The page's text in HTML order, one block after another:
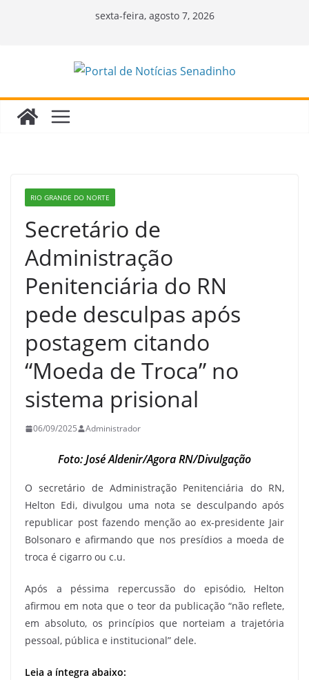
sexta-feira, agosto 7, 2026
RIO GRANDE DO NORTE
Secretário de
Administração
Penitenciária do RN
pede desculpas após
postagem citando
“Moeda de Troca” no
sistema prisional
06/09/2025 Administrador
Foto: José Aldenir/Agora RN/Divulgação
O secretário de Administração Penitenciária do RN,
Helton Edi, divulgou uma nota se desculpando após
republicar post fazendo menção ao ex-presidente Jair
Bolsonaro e afirmando que nos presídios a moeda de
troca é cigarro ou c.u.
Após a péssima repercussão do episódio, Helton
afirmou em nota que o teor da publicação “não reflete,
em absoluto, os princípios que norteiam a trajetória
pessoal, pública e institucional” dele.
Leia a íntegra abaixo: